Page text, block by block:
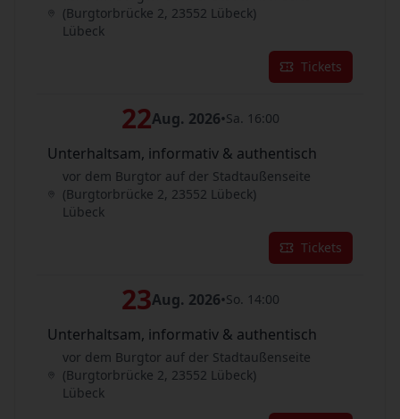
(Burgtorbrücke 2, 23552 Lübeck)
Lübeck
Tickets
22Aug. 2026•Sa. 16:00
Unterhaltsam, informativ & authentisch
vor dem Burgtor auf der Stadtaußenseite
(Burgtorbrücke 2, 23552 Lübeck)
Lübeck
Tickets
23Aug. 2026•So. 14:00
Unterhaltsam, informativ & authentisch
vor dem Burgtor auf der Stadtaußenseite
(Burgtorbrücke 2, 23552 Lübeck)
Lübeck